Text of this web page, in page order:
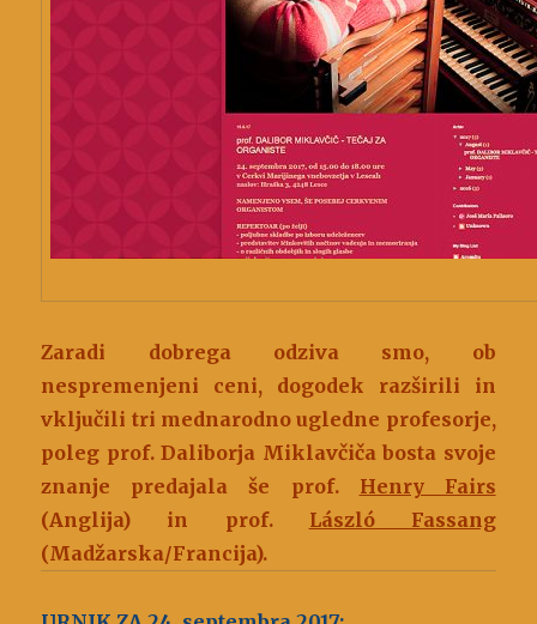
Zaradi dobrega odziva smo, ob
nespremenjeni ceni, dogodek razširili in
vključili tri mednarodno ugledne profesorje,
poleg prof. Daliborja Miklavčiča bosta svoje
znanje predajala še prof. Henry Fairs
(Anglija) in prof. László Fassang
(Madžarska/Francija).